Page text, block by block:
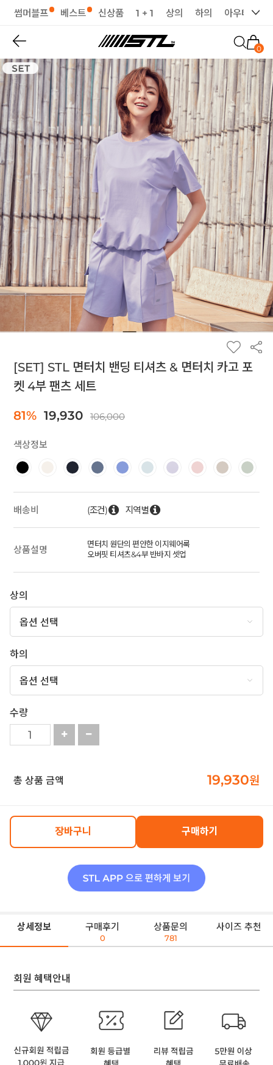
썸머블프 베스트 신상품 1 + 1 상의 하의 아우터
0
[SET] STL 면터치 밴딩 티셔츠 & 면터치 카고 포
켓 4부 팬츠 세트
81% 19,930 106,000
색상정보
배송비 (조건) 지역별
상품설명
면터치 원단의 편안한 이지웨어룩
오버핏 티셔츠&4부 반바지 셋업
상의
하의
수량
총 상품 금액 19,930원
장바구니 구매하기
상세정보 구매후기
0
상품문의
781
사이즈 추천
회원 혜택안내